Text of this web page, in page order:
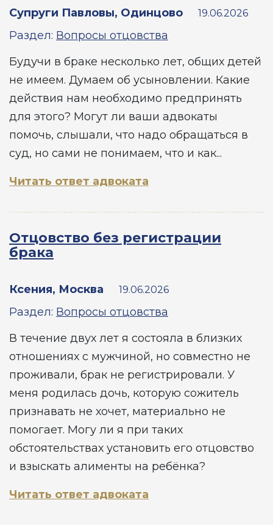
Супруги Павловы, Одинцово 19.06.2026
Раздел: Вопросы отцовства
Будучи в браке несколько лет, общих детей
не имеем. Думаем об усыновлении. Какие
действия нам необходимо предпринять
для этого? Могут ли ваши адвокаты
помочь, слышали, что надо обращаться в
суд, но сами не понимаем, что и как...
Читать ответ адвоката
Отцовство без регистрации
брака
Ксения, Москва 19.06.2026
Раздел: Вопросы отцовства
В течение двух лет я состояла в близких
отношениях с мужчиной, но совместно не
проживали, брак не регистрировали. У
меня родилась дочь, которую сожитель
признавать не хочет, материально не
помогает. Могу ли я при таких
обстоятельствах установить его отцовство
и взыскать алименты на ребёнка?
Читать ответ адвоката